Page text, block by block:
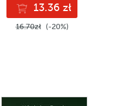
13.36 zł
16.70zł (-20%)